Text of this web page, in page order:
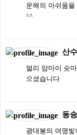
운해의 아쉬움
^^
산
멀리 암마이 숫
으셨습니다
동송
광대봉의 여명빛